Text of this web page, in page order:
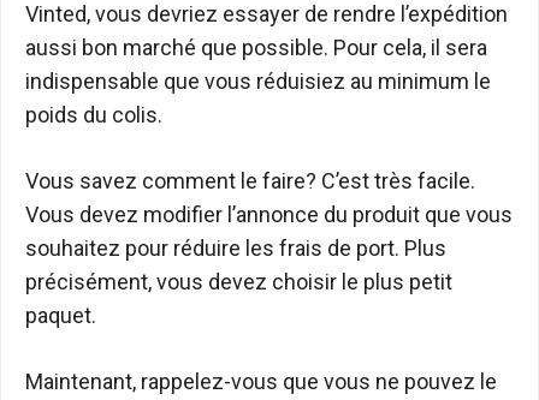
Vinted, vous devriez essayer de rendre l’expédition
aussi bon marché que possible. Pour cela, il sera
indispensable que vous réduisiez au minimum le
poids du colis.
Vous savez comment le faire? C’est très facile.
Vous devez modifier l’annonce du produit que vous
souhaitez pour réduire les frais de port. Plus
précisément, vous devez choisir le plus petit
paquet.
Maintenant, rappelez-vous que vous ne pouvez le